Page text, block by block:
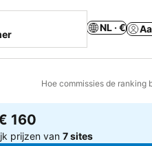
NL · €
Hoe commissies de ranking
aan favorieten
160
prijzen van7 sites